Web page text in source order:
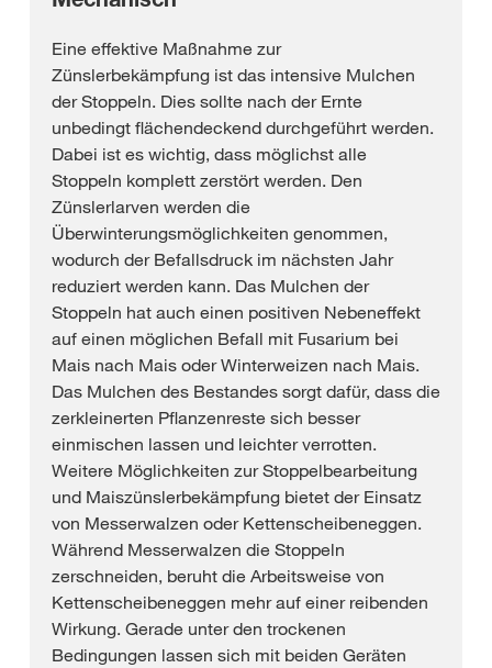
Eine effektive Maßnahme zur
Zünslerbekämpfung ist das intensive Mulchen
der Stoppeln. Dies sollte nach der Ernte
unbedingt flächendeckend durchgeführt werden.
Dabei ist es wichtig, dass möglichst alle
Stoppeln komplett zerstört werden. Den
Zünslerlarven werden die
Überwinterungsmöglichkeiten genommen,
wodurch der Befallsdruck im nächsten Jahr
reduziert werden kann. Das Mulchen der
Stoppeln hat auch einen positiven Nebeneffekt
auf einen möglichen Befall mit Fusarium bei
Mais nach Mais oder Winterweizen nach Mais.
Das Mulchen des Bestandes sorgt dafür, dass die
zerkleinerten Pflanzenreste sich besser
einmischen lassen und leichter verrotten.
Weitere Möglichkeiten zur Stoppelbearbeitung
und Maiszünslerbekämpfung bietet der Einsatz
von Messerwalzen oder Kettenscheibeneggen.
Während Messerwalzen die Stoppeln
zerschneiden, beruht die Arbeitsweise von
Kettenscheibeneggen mehr auf einer reibenden
Wirkung. Gerade unter den trockenen
Bedingungen lassen sich mit beiden Geräten